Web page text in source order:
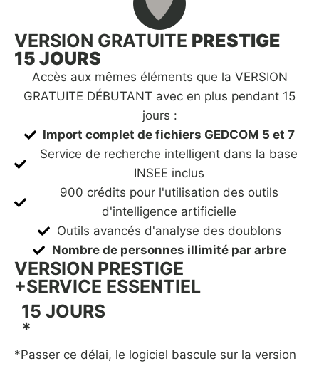
VERSION GRATUITE PRESTIGE
15 JOURS
Accès aux mêmes éléments que la VERSION
GRATUITE DÉBUTANT avec en plus pendant 15
jours :
Import complet de fichiers GEDCOM 5 et 7
Service de recherche intelligent dans la base
INSEE inclus
900 crédits pour l'utilisation des outils
d'intelligence artificielle
Outils avancés d'analyse des doublons
Nombre de personnes illimité par arbre
VERSION PRESTIGE
+SERVICE ESSENTIEL
15 JOURS
*
*Passer ce délai, le logiciel bascule sur la version